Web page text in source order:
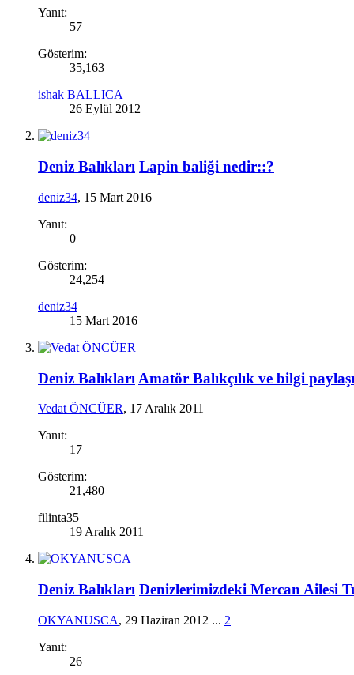
Yanıt:
57
Gösterim:
35,163
ishak BALLICA
26 Eylül 2012
Deniz Balıkları Lapin baliği nedir::?
deniz34, 15 Mart 2016
Yanıt:
0
Gösterim:
24,254
deniz34
15 Mart 2016
Deniz Balıkları Amatör Balıkçılık ve bilgi
Vedat ÖNCÜER, 17 Aralık 2011
Yanıt:
17
Gösterim:
21,480
filinta35
19 Aralık 2011
Deniz Balıkları Denizlerimizdeki Mercan Ailesi
OKYANUSCA, 29 Haziran 2012 ... 2
Yanıt:
26